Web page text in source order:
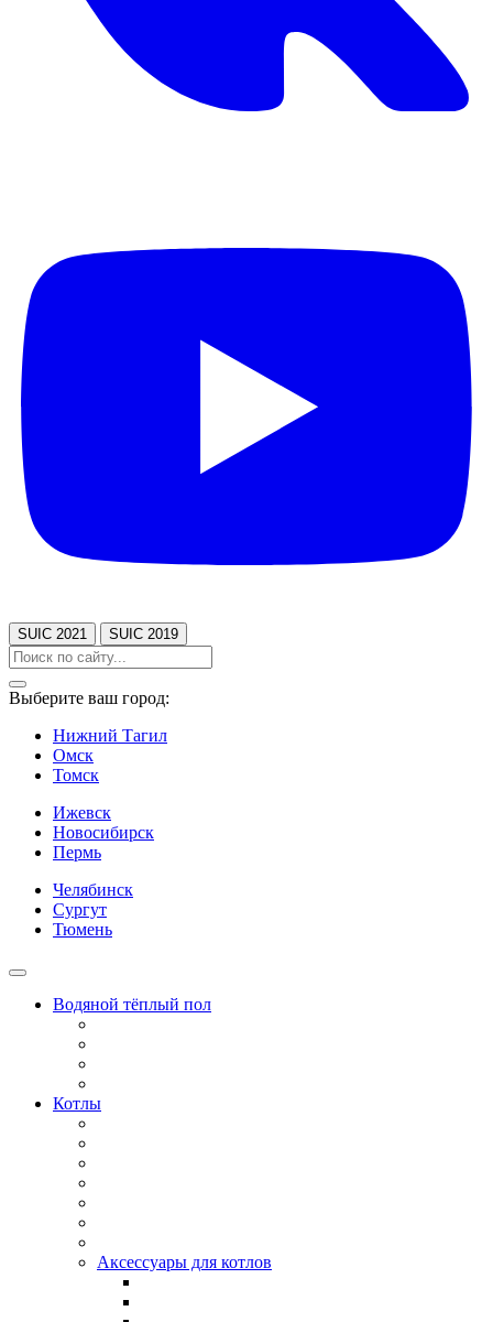
SUIC 2021 SUIC 2019
Выберите ваш город:
Нижний Тагил
Омск
Томск
Ижевск
Новосибирск
Пермь
Челябинск
Сургут
Тюмень
Водяной тёплый пол
Котлы
Аксессуары для котлов